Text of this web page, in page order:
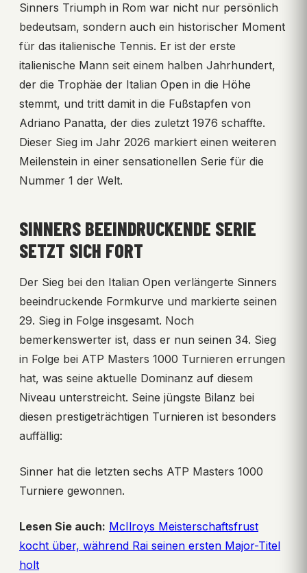
Sinners Triumph in Rom war nicht nur persönlich
bedeutsam, sondern auch ein historischer Moment
für das italienische Tennis. Er ist der erste
italienische Mann seit einem halben Jahrhundert,
der die Trophäe der Italian Open in die Höhe
stemmt, und tritt damit in die Fußstapfen von
Adriano Panatta, der dies zuletzt 1976 schaffte.
Dieser Sieg im Jahr 2026 markiert einen weiteren
Meilenstein in einer sensationellen Serie für die
Nummer 1 der Welt.
SINNERS BEEINDRUCKENDE SERIE
SETZT SICH FORT
Der Sieg bei den Italian Open verlängerte Sinners
beeindruckende Formkurve und markierte seinen
29. Sieg in Folge insgesamt. Noch
bemerkenswerter ist, dass er nun seinen 34. Sieg
in Folge bei ATP Masters 1000 Turnieren errungen
hat, was seine aktuelle Dominanz auf diesem
Niveau unterstreicht. Seine jüngste Bilanz bei
diesen prestigeträchtigen Turnieren ist besonders
auffällig:
Sinner hat die letzten sechs ATP Masters 1000
Turniere gewonnen.
Lesen Sie auch: McIlroys Meisterschaftsfrust
kocht über, während Rai seinen ersten Major-Titel
holt